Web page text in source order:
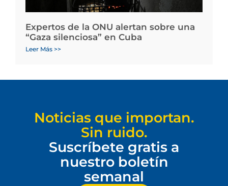
Expertos de la ONU alertan sobre una
“Gaza silenciosa” en Cuba
Leer Más >>
Noticias que importan.
Sin ruido.
Suscríbete gratis a
nuestro boletín
semanal